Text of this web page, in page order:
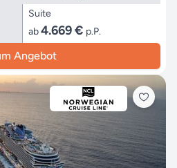
Suite
ab4.669 € p.P.
Angebot